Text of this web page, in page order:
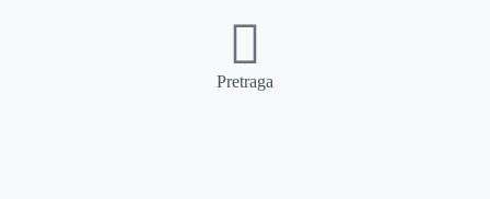
Pretraga